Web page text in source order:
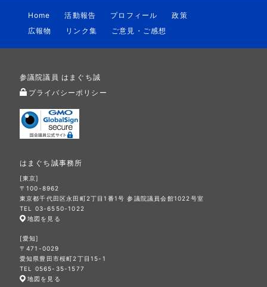
Home 活動報告 プロフィール
政策
広報物
リンク集 ご意見・ご感想
参議院議員 はまぐち誠
プライバシーポリシー
はまぐち誠事務所
[東京]
〒100-8962
東京都千代田区永田町2丁目1番1号 参議院議員会館1022号室
TEL 03-6550-1022
地図を見る
[愛知]
〒471-0029
愛知県豊田市桜町2丁目15-1
TEL 0565-35-1577
地図を見る